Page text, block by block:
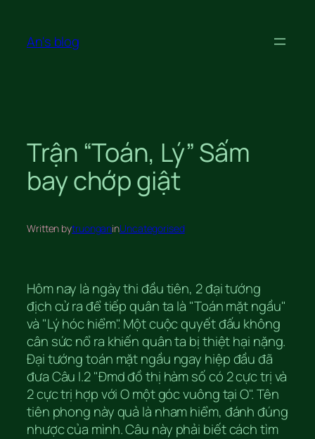
content
An's blog
Trận “Toán, Lý” Sấm
bay chớp giật
Written bytruonganinUncategorised
Hôm nay là ngày thi đầu tiên, 2 đại tướng
địch cử ra để tiếp quân ta là "Toán mặt ngầu"
và "Lý hóc hiểm". Một cuộc quyết đấu không
cân sức nổ ra khiến quân ta bị thiệt hại nặng.
Đại tướng toán mặt ngầu ngay hiệp đầu đã
đưa Câu I.2 "Đmd đồ thị hàm số có 2 cực trị và
2 cực trị hợp với O một góc vuông tại O". Tên
tiên phong này quả là nham hiểm, đánh đúng
nhược của mình. Câu này phải biết cách tìm